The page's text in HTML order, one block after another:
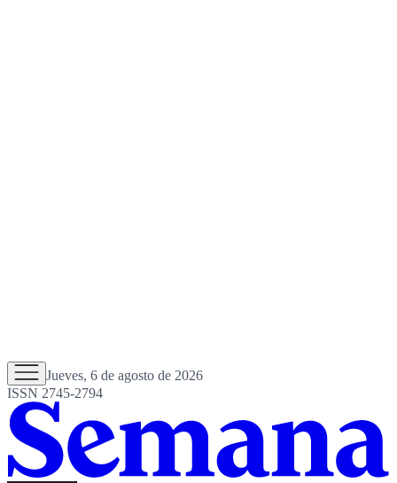
Jueves, 6 de agosto de 2026
ISSN 2745-2794